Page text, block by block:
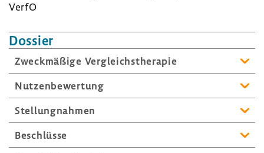
VerfO
Dossier
Zweck­mä­ßige Vergleichs­the­rapie
Nutzen­be­wer­tung
Stel­lung­nahmen
Beschlüsse